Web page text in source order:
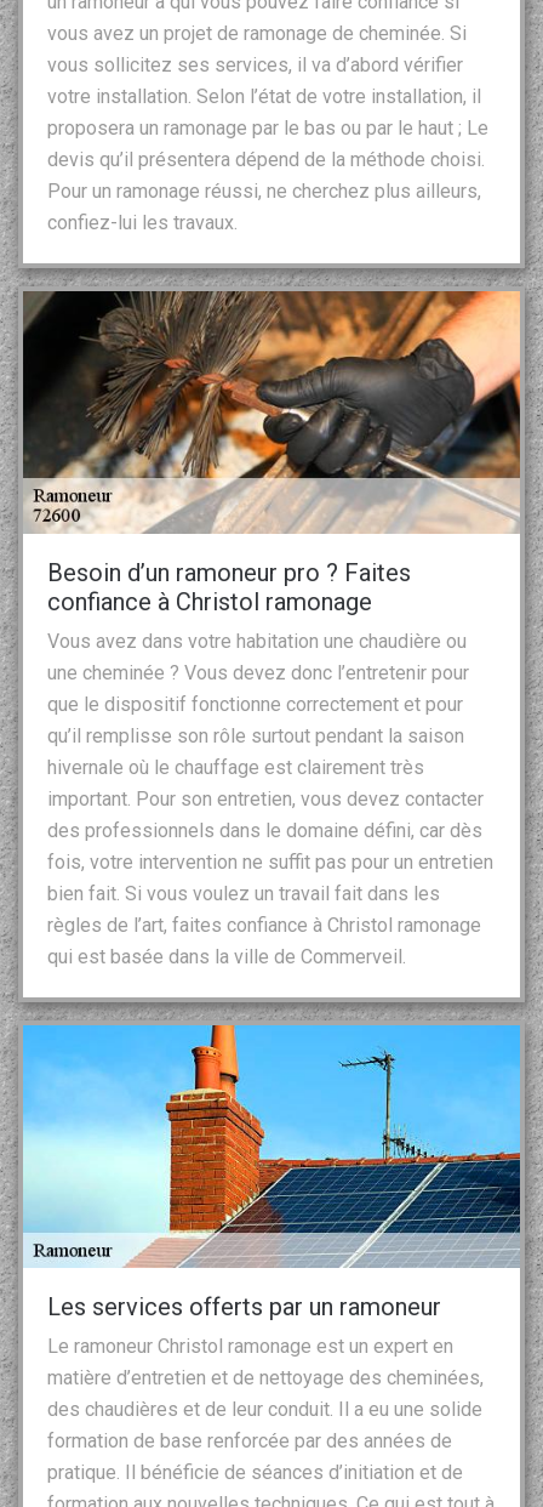
vous avez un projet de ramonage de cheminée. Si
vous sollicitez ses services, il va d’abord vérifier
votre installation. Selon l’état de votre installation, il
proposera un ramonage par le bas ou par le haut ; Le
devis qu’il présentera dépend de la méthode choisi.
Pour un ramonage réussi, ne cherchez plus ailleurs,
confiez-lui les travaux.
Besoin d’un ramoneur pro ? Faites
confiance à Christol ramonage
Vous avez dans votre habitation une chaudière ou
une cheminée ? Vous devez donc l’entretenir pour
que le dispositif fonctionne correctement et pour
qu’il remplisse son rôle surtout pendant la saison
hivernale où le chauffage est clairement très
important. Pour son entretien, vous devez contacter
des professionnels dans le domaine défini, car dès
fois, votre intervention ne suffit pas pour un entretien
bien fait. Si vous voulez un travail fait dans les
règles de l’art, faites confiance à Christol ramonage
qui est basée dans la ville de Commerveil.
Les services offerts par un ramoneur
Le ramoneur Christol ramonage est un expert en
matière d’entretien et de nettoyage des cheminées,
des chaudières et de leur conduit. Il a eu une solide
formation de base renforcée par des années de
pratique. Il bénéficie de séances d’initiation et de